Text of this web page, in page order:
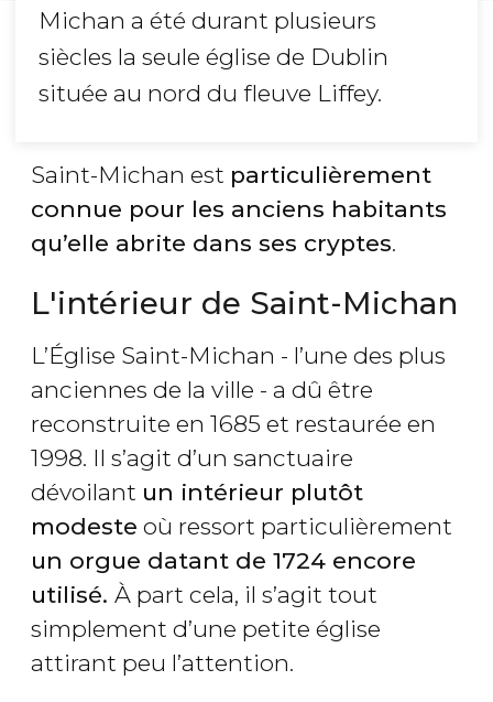
Michan a été durant plusieurs
siècles la seule église de Dublin
située au nord du fleuve Liffey.
Saint-Michan est particulièrement
connue pour les anciens habitants
qu’elle abrite dans ses cryptes.
L'intérieur de Saint-Michan
L’Église Saint-Michan - l’une des plus
anciennes de la ville - a dû être
reconstruite en 1685 et restaurée en
1998. Il s’agit d’un sanctuaire
dévoilant un intérieur plutôt
modeste où ressort particulièrement
un orgue datant de 1724 encore
utilisé. À part cela, il s’agit tout
simplement d’une petite église
attirant peu l’attention.